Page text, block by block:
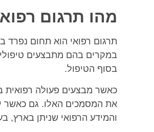
מהו תרגום
תרגום רפואי הוא תחום נפרד
במקרים בהם מתבצעים
בסוף הטיפול.
כאשר מבצעים פעולה רפואית
את המסמכים האלו. גם כאשר
והמידע הרפואי שניתן בארץ,